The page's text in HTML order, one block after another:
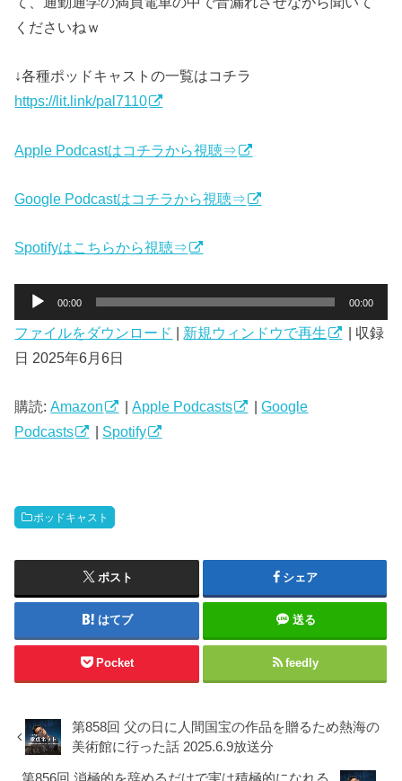
くださいねｗ
↓各種ポッドキャストの一覧はコチラ
https://lit.link/pal7110
Apple Podcastはコチラから視聴⇒
Google Podcastはコチラから視聴⇒
Spotifyはこちらから視聴⇒
プ
レ
ヤ
ー
00:00 00:00
ファイルをダウンロード | 新規ウィンドウで再生 | 収録
日 2025年6月6日
購読:Amazon |Apple Podcasts |Google
Podcasts
| Spotify
ポッドキャスト
ポスト シェア
はてブ 送る
Pocket feedly
第858回 父の日に人間国宝の作品を贈るため熱海の
美術館に行った話 2025.6.9放送分